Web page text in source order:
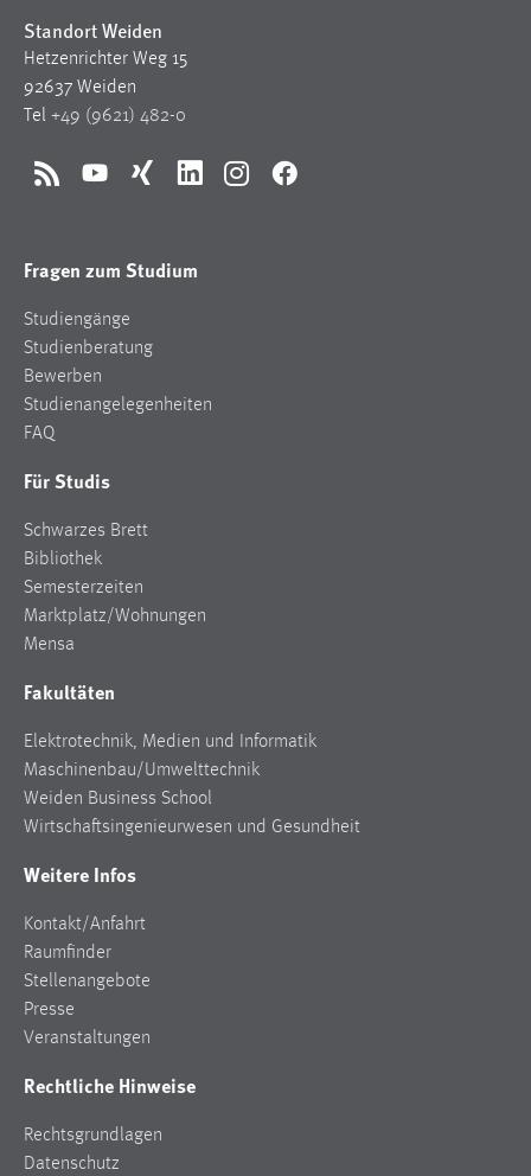
Standort Weiden
Hetzenrichter Weg 15
92637 Weiden
Tel +49 (9621) 482-0
RSS YouTubeXing LinkedInInstagramFacebook
Fragen zum Studium
Studiengänge
Studienberatung
Bewerben
Studienangelegenheiten
FAQ
Für Studis
Schwarzes Brett
Bibliothek
Semesterzeiten
Marktplatz/Wohnungen
Mensa
Fakultäten
Elektrotechnik, Medien und Informatik
Maschinenbau/Umwelttechnik
Weiden Business School
Wirtschaftsingenieurwesen und Gesundheit
Weitere Infos
Kontakt/Anfahrt
Raumfinder
Stellenangebote
Presse
Veranstaltungen
Rechtliche Hinweise
Rechtsgrundlagen
Datenschutz